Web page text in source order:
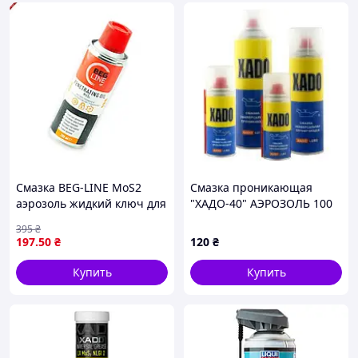
Смазка BEG-LINE MoS2
аэрозоль жидкий ключ для
соединений защиты от
коррозии
197.50 ₴
395₴
Купить
Смазка проникающая
"ХАДО-40" АЭРОЗОЛЬ 100
120 ₴
Купить